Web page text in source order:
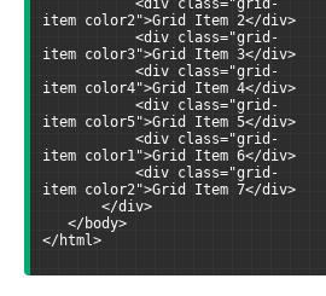
<div class="grid-
item color2">Grid Item 2</div>
<div class="grid-
item color3">Grid Item 3</div>
<div class="grid-
item color4">Grid Item 4</div>
<div class="grid-
item color5">Grid Item 5</div>
<div class="grid-
item color1">Grid Item 6</div>
<div class="grid-
item color2">Grid Item 7</div>
</div>
</body>
</html>